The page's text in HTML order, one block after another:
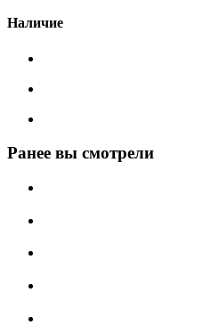
Наличие
Ранее вы смотрели